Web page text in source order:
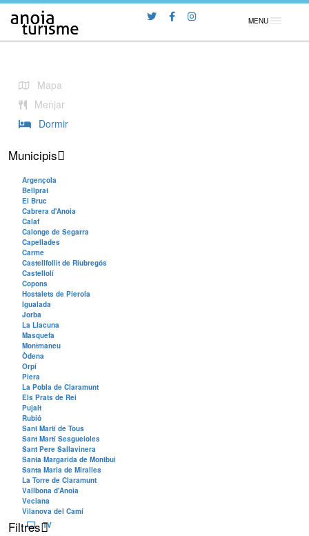
MENU
Mapa
Menjar
Dormir
Municipis
Argençola
Bellprat
El Bruc
Cabrera d'Anoia
Calaf
Calonge de Segarra
Capellades
Carme
Castellfollit de Riubregós
Castellolí
Copons
Hostalets de Pierola
Igualada
Jorba
La Llacuna
Masquefa
Montmaneu
Òdena
Orpí
Piera
La Pobla de Claramunt
Els Prats de Rei
Pujalt
Rubió
Sant Martí de Tous
Sant Martí Sesgueioles
Sant Pere Sallavinera
Santa Margarida de Montbui
Santa Maria de Miralles
La Torre de Claramunt
Vallbona d'Anoia
Veciana
Vilanova del Camí
FiltresTV